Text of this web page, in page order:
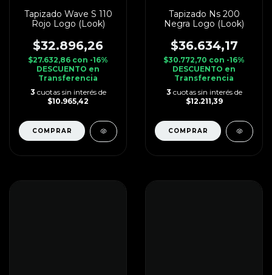
Tapizado Wave S 110
Rojo Logo (Look)
$32.896,26
$27.632,86 con -16%
DESCUENTO en
Transferencia
3 cuotas sin interés de
$10.965,42
Tapizado Ns 200
Negra Logo (Look)
$36.634,17
$30.772,70 con -16%
DESCUENTO en
Transferencia
3 cuotas sin interés de
$12.211,39